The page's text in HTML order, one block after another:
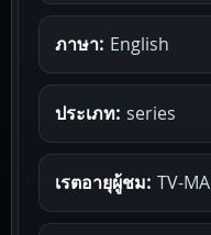
ภาษา: English
ประเภท: series
เรตอายุผู้ชม: TV-MA